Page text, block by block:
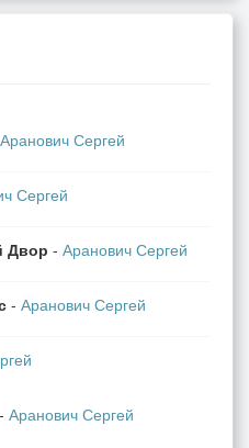
Аранович Сергей
Сергей
Двор - Аранович Сергей
- Аранович Сергей
- Аранович Сергей